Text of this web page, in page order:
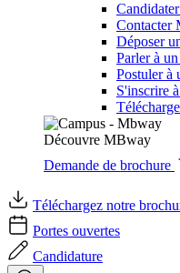
Contacter
Déposer
Parler à
Postuler à
S'inscrire
Découvre MBway
Demande de brochure
Téléchargez notre
Portes ouvertes
Candidature